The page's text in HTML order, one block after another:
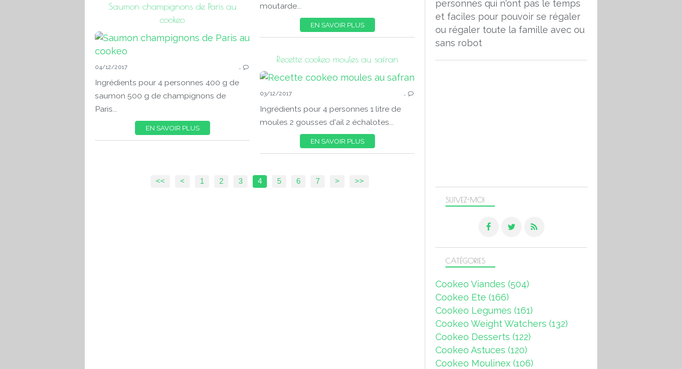
moutarde...
EN SAVOIR PLUS
Saumon champignons de Paris au
cookeo
04/12/2017 …
Ingrédients pour 4 personnes 400 g de
saumon 500 g de champignons de
Paris...
EN SAVOIR PLUS
Recette cookeo moules au safran
03/12/2017 …
Ingrédients pour 4 personnes 1 litre de
moules 2 gousses d'ail 2 échalotes...
EN SAVOIR PLUS
<< < 1 2 3 4 5 6 7 > >>
SUIVEZ-MOI
personnes qui n'ont pas le temps
et faciles pour pouvoir se régaler
ou régaler toute la famille avec ou
sans robot
CATÉGORIES
Cookeo Viandes (504)
Cookeo Ete (166)
Cookeo Legumes (161)
Cookeo Weight Watchers (132)
Cookeo Desserts (122)
Cookeo Astuces (120)
Cookeo Moulinex (106)